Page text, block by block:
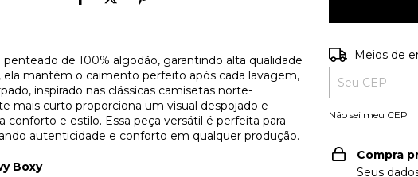
de 100% algodão, garantindo alta qualidade
mantém o caimento perfeito após cada lavagem,
inspirado nas clássicas camisetas norte-
mais curto proporciona um visual despojado e
conforto e estilo. Essa peça versátil é perfeita para
autenticidade e conforto em qualquer produção.
Boxy
Entregas para o
Meios de
Não sei meu CEP
Compra
Seus